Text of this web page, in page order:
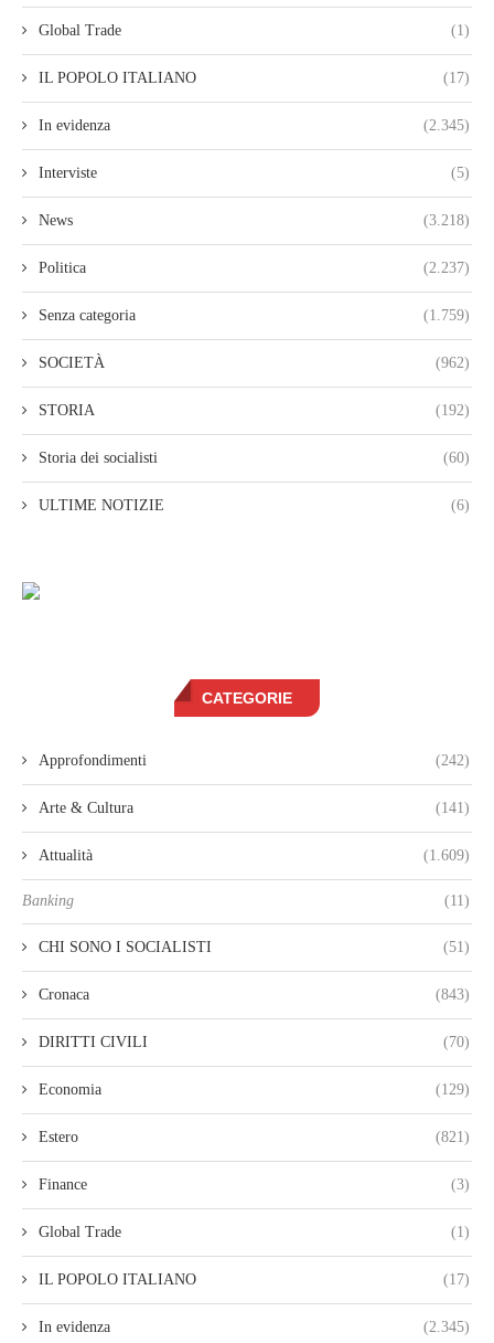
Global Trade (1)
IL POPOLO ITALIANO (17)
In evidenza (2.345)
Interviste (5)
News (3.218)
Politica (2.237)
Senza categoria (1.759)
SOCIETÀ (962)
STORIA (192)
Storia dei socialisti (60)
ULTIME NOTIZIE (6)
CATEGORIE
Approfondimenti (242)
Arte & Cultura (141)
Attualità (1.609)
Banking (11)
CHI SONO I SOCIALISTI (51)
Cronaca (843)
DIRITTI CIVILI (70)
Economia (129)
Estero (821)
Finance (3)
Global Trade (1)
IL POPOLO ITALIANO (17)
In evidenza (2.345)